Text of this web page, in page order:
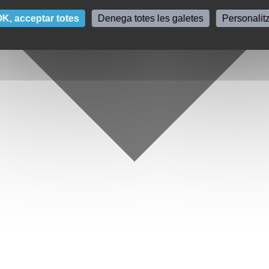
acceptar totes Denega totes les galetes